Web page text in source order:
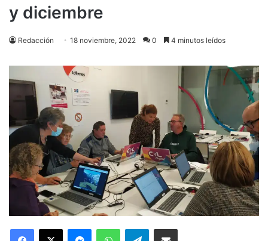
y diciembre
Redacción 18 noviembre, 2022 0 4 minutos leídos
Facebook
X MessengerWhatsAppTelegramCompartir via Email